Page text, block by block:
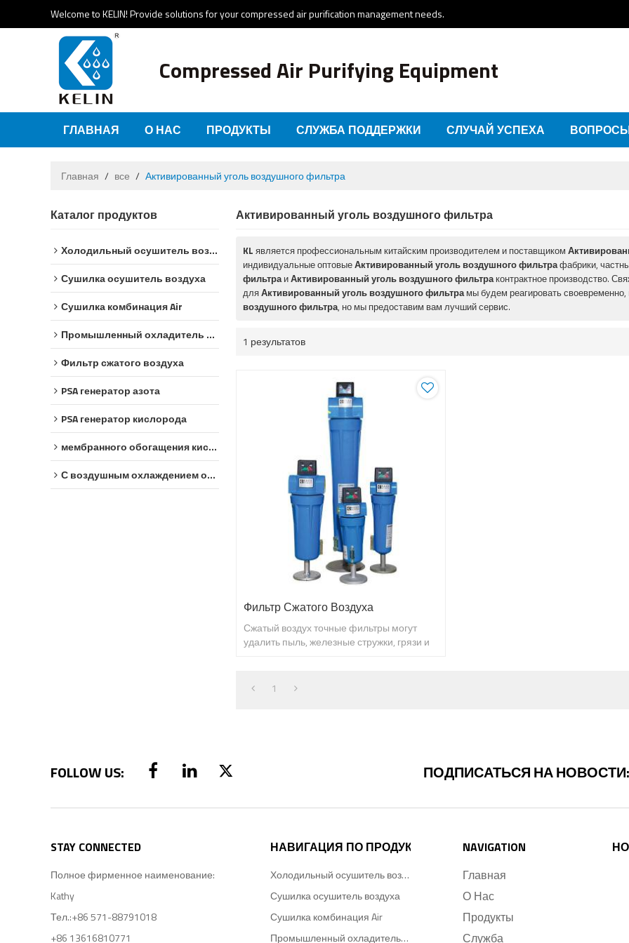
Welcome to KELIN! Provide solutions for your compressed air purification management needs.
Compressed Air Purifying Equipment
ГЛАВНАЯ О НАС ПРОДУКТЫ СЛУЖБА ПОДДЕРЖКИ СЛУЧАЙ УСПЕХА
Главная / все / Активированный уголь воздушного фильтра
Каталог продуктов
Холодильный осушитель воздуха
Сушилка осушитель воздуха
Сушилка комбинация Air
Промышленный охладитель воды
Фильтр сжатого воздуха
PSA генератор азота
PSA генератор кислорода
мембранного обогащения кислородом
С воздушным охлаждением охладитель
Активированный уголь воздушного фильтра
KL является профессиональным китайским производителем и поставщиком
индивидуальные оптовыеАктивированный уголь воздушного фильтрафабрики,
фильтраиАктивированный уголь воздушного фильтраконтрактное производство.
дляАктивированный уголь воздушного фильтрамы будем реагировать
воздушного фильтра, но мы предоставим вам лучший сервис.
1 результатов
Фильтр Сжатого Воздуха
Сжатый воздух точные фильтры могут
удалить пыль, железные стружки, грязи и
1
ПОДПИСАТЬСЯ НА НОВОСТИ:
STAY CONNECTED
Полное фирменное наименование:
Kathy
Тел.:+86 571-88791018
+86 13616810771
НАВИГАЦИЯ ПО ПРОДУКТУ
Холодильный осушитель воздуха
Сушилка осушитель воздуха
Сушилка комбинация Air
Промышленный охладитель воды
NAVIGATION
Главная
О Нас
Продукты
Служба